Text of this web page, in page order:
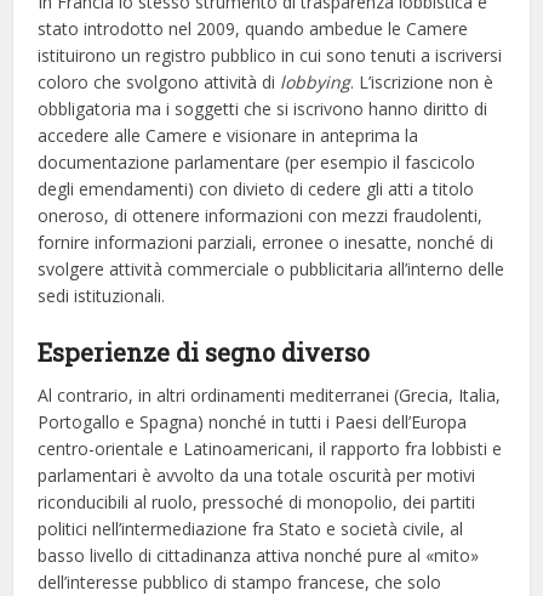
stato introdotto nel 2009, quando ambedue le Camere
istituirono un registro pubblico in cui sono tenuti a iscriversi
coloro che svolgono attività di lobbying. L’iscrizione non è
obbligatoria ma i soggetti che si iscrivono hanno diritto di
accedere alle Camere e visionare in anteprima la
documentazione parlamentare (per esempio il fascicolo
degli emendamenti) con divieto di cedere gli atti a titolo
oneroso, di ottenere informazioni con mezzi fraudolenti,
fornire informazioni parziali, erronee o inesatte, nonché di
svolgere attività commerciale o pubblicitaria all’interno delle
sedi istituzionali.
Esperienze di segno diverso
Al contrario, in altri ordinamenti mediterranei (Grecia, Italia,
Portogallo e Spagna) nonché in tutti i Paesi dell’Europa
centro-orientale e Latinoamericani, il rapporto fra lobbisti e
parlamentari è avvolto da una totale oscurità per motivi
riconducibili al ruolo, pressoché di monopolio, dei partiti
politici nell’intermediazione fra Stato e società civile, al
basso livello di cittadinanza attiva nonché pure al «mito»
dell’interesse pubblico di stampo francese, che solo